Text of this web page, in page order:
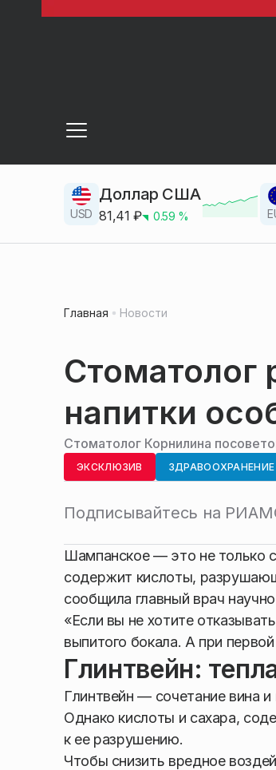
USD
Доллар США
81,41 ₽ 0.59 %
Главная Новости
Стоматолог
напитки
Стоматолог Корнилина
ЭКСКЛЮЗИВ ЗДРАВООХРАНЕНИЕ
Подписывайтесь на
Шампанское — это не только
содержит кислоты,
сообщила главный врач
«Если вы не хотите
выпитого бокала. А при
Глинтвейн:
Глинтвейн — сочетание вина
Однако кислоты и сахара,
к ее разрушению.
Чтобы снизить вредное